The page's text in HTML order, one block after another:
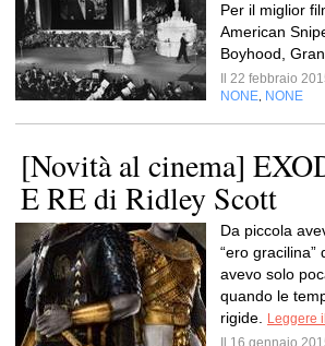
Per il miglior
American
Boyhood,
Il 22 febbraio
NONE NONE
[Novità al cinema]
E RE di Ridley Scott
Da piccola
“ero gracilina”
avevo solo
quando le
rigide.
Leggere
Il 16 gennaio